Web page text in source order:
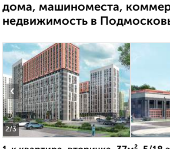
дома, машиноместа,
недвижимость в
2/3
‹